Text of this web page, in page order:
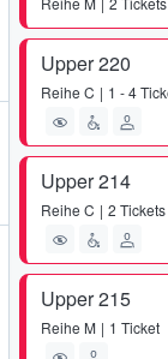
Upper 220
Reihe C 1 - 4
Upper 214
Reihe C 2 Tickets
Upper 215
Reihe M 1 Ticket